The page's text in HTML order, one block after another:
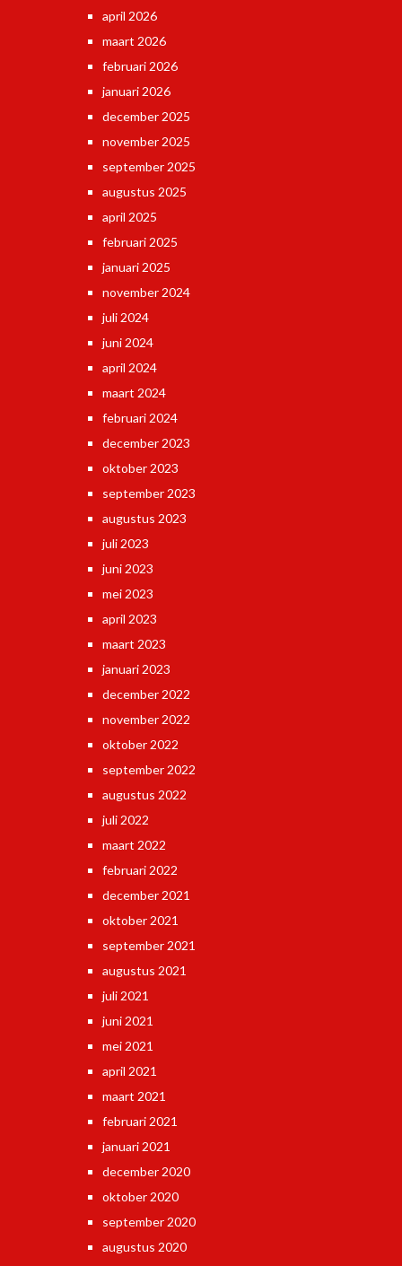
april 2026
maart 2026
februari 2026
januari 2026
december 2025
november 2025
september 2025
augustus 2025
april 2025
februari 2025
januari 2025
november 2024
juli 2024
juni 2024
april 2024
maart 2024
februari 2024
december 2023
oktober 2023
september 2023
augustus 2023
juli 2023
juni 2023
mei 2023
april 2023
maart 2023
januari 2023
december 2022
november 2022
oktober 2022
september 2022
augustus 2022
juli 2022
maart 2022
februari 2022
december 2021
oktober 2021
september 2021
augustus 2021
juli 2021
juni 2021
mei 2021
april 2021
maart 2021
februari 2021
januari 2021
december 2020
oktober 2020
september 2020
augustus 2020